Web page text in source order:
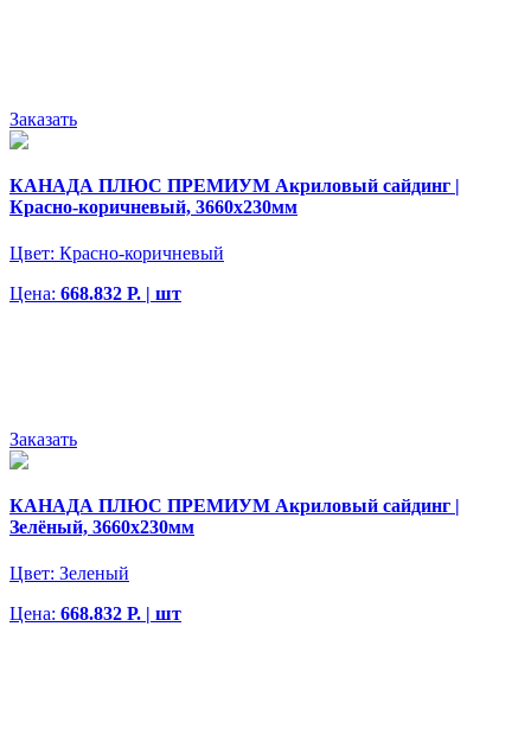
Заказать
КАНАДА ПЛЮС ПРЕМИУМ Акриловый сайдинг |
Красно-коричневый, 3660х230мм
Цвет: Красно-коричневый
Цена: 668.832 Р. | шт
Заказать
КАНАДА ПЛЮС ПРЕМИУМ Акриловый сайдинг |
Зелёный, 3660х230мм
Цвет: Зеленый
Цена: 668.832 Р. | шт